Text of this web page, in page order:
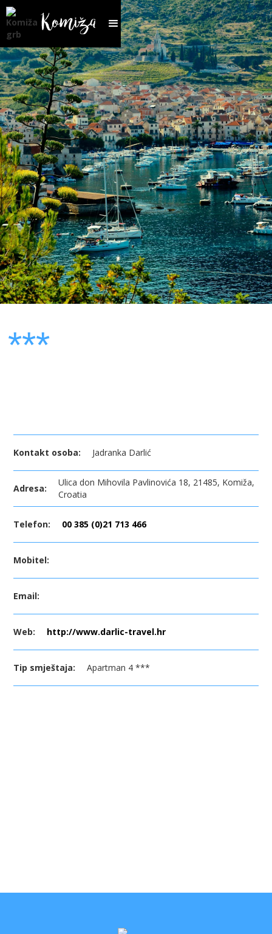
***
Kontakt osoba: Jadranka Darlić
Adresa:
Ulica don Mihovila Pavlinovića 18, 21485, Komiža,
Croatia
Telefon: 00 385 (0)21 713 466
Mobitel:
Email:
Web: http://www.darlic-travel.hr
Tip smještaja: Apartman 4 ***